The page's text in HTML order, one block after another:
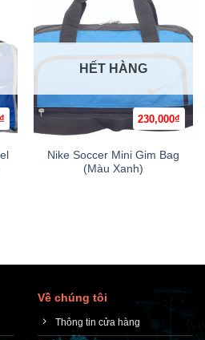
₫ 230,000₫
HẾT HÀNG
Nike Soccer Mini Gim Bag
(Màu Xanh)
Về chúng tôi
Thông tin cửa hàng